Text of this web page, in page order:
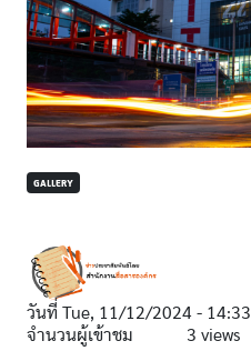
GALLERY
วันที่ Tue, 11/12/2024 - 14:33
จำนวนผู้เข้าชม
3 views